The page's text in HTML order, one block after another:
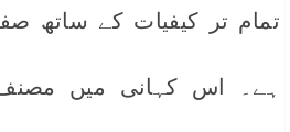
تمام تر کیفیات کے ساتھ
ہے۔ اس کہانی میں مصنف